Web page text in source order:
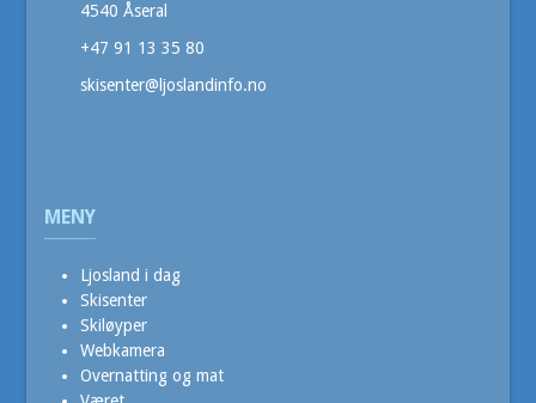
4540 Åseral
+47 91 13 35 80
skisenter@ljoslandinfo.no
MENY
Ljosland i dag
Skisenter
Skiløyper
Webkamera
Overnatting og mat